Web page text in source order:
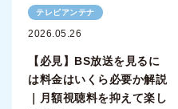
テレビアンテナ
2026.05.26
【必見】BS放送を見るに
は料金はいくら必要か解説
｜月額視聴料を抑えて楽し